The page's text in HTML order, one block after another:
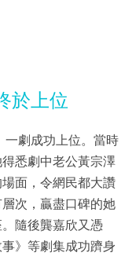
於上位
一劇成功上位。當時
悉劇中老公黃宗澤
面，令網民都大讚
次，贏盡口碑的她
隨後龔嘉欣又憑
》等劇集成功躋身